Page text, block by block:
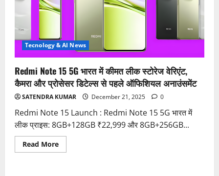
Tecnology & AI News
Redmi Note 15 5G भारत में कीमत लीक स्टोरेज वेरिएंट,
कैमरा और प्रोसेसर डिटेल्स से पहले ऑफिशियल अनाउंसमेंट
SATENDRA KUMAR December 21, 2025 0
Redmi Note 15 Launch : Redmi Note 15 5G भारत में
लीक प्राइस: 8GB+128GB ₹22,999 और 8GB+256GB...
Read MoreRead
more